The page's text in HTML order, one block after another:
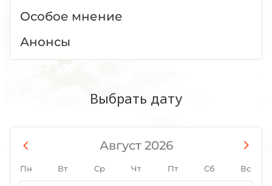
Особое мнение
Анонсы
Выбрать дату
Август 2026
Пн Вт Ср Чт Пт Сб Вс